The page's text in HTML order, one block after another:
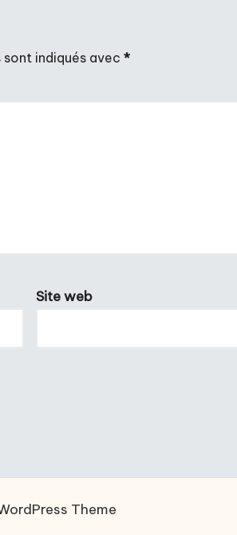
indiqués avec *
Site web
Theme